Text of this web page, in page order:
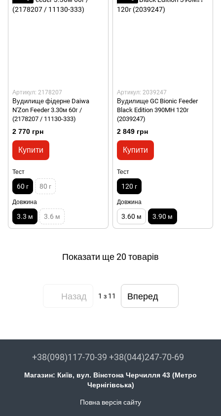
Артикул: 2178207
Вудилище фідерне Daiwa
N'Zon Feeder 3.30м 60г /
(2178207 / 11130-333)
2 770 грн
Купити
Тест
60 г 80 г
Довжина
3.3 м 3.6 м
Артикул: 2039247
Вудилище GC Bionic Feeder
Black Edition 390MH 120г
(2039247)
2 849 грн
Купити
Тест
120 г
Довжина
3.60 м 3.90 м
Показати ще 20 товарів
Назад 1 з 11 Вперед
+38(098)117-70-39 +38(044)247-70-69
Магазин: Київ, вул. Вінстона Черчилля 43 (Метро
Чернігівська)
Повна версія сайту